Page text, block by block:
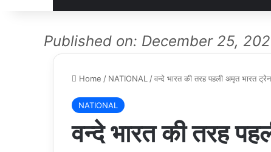
Published on: December 25,
Home / NATIONAL /वन्दे भारत की तरह पहली अमृत भारत
NATIONAL
वन्दे भारत की तरह